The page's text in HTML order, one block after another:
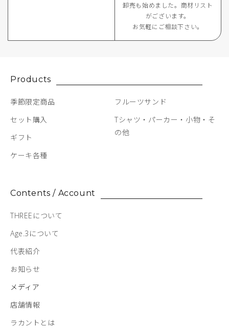
卸売も始めました。商材リスト
がございます。
お気軽にご相談下さい。
Products
季節限定商品
セット購入
ギフト
ケーキ各種
フルーツサンド
Tシャツ・パーカー・小物・そ
の他
Contents / Account
THREEについて
Age.3について
代表紹介
お知らせ
メディア
店舗情報
ラカントとは